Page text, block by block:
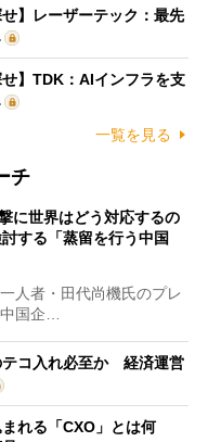
】レーザーテック：最先
せ】TDK：AIインフラを支
一覧を見る
チ
に世界はどう対応するの
する「蒸留を行う中国
人者・田代尚機氏のプレ
中国企…
テコ入れ必至か 経済運営
れる「CXO」とは何